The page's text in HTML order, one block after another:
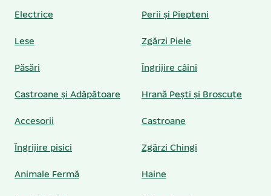
Electrice Perii și Piepteni
Lese Zgărzi Piele
Păsări Îngrijire câini
Castroane și Adăpătoare Hrană Pești și Broscuțe
Accesorii Castroane
Îngrijire pisici Zgărzi Chingi
Animale Fermă Haine